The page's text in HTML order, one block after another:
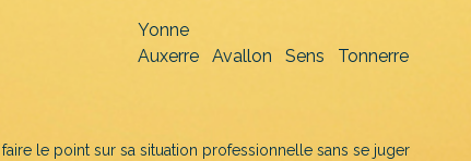
Yonne
Auxerre
Avallon Sens Tonnerre
le point sur sa situation professionnelle sans se juger